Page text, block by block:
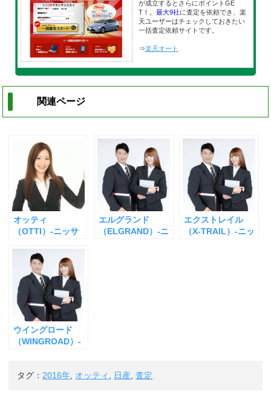
が成立するとさらにポイントGE
T！。最大9社に査定を依頼でき、楽
天ユーザーはチェックしておきたい
一括査定依頼サイトです。
⇒楽天オート
関連ページ
オッティ
（OTTI）-ニッサ
エルグランド
（ELGRAND）-ニ
エクストレイル
（X-TRAIL）-ニッ
ウイングロード
（WINGROAD）-
タグ： 2016年 オッティ 日産 ,査定